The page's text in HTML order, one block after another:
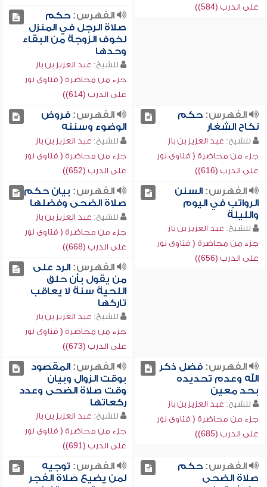
على الدرب (584))
الفهرس:حكم
صلاة الرجل في المنزل
لخوف الزوجة من البقاء
وحدها
للشيخ: عبد العزيز بن باز
جزء من محاضرة ( فتاوى نور
على الدرب (614))
الفهرس:حكم
نكاح الشغار
للشيخ: عبد العزيز بن باز
جزء من محاضرة ( فتاوى نور
على الدرب (616))
الفهرس:فروض
الوضوء وسننه
للشيخ: عبد العزيز بن باز
جزء من محاضرة ( فتاوى نور
على الدرب (652))
الفهرس:السنن
الرواتب في اليوم
والليلة
للشيخ: عبد العزيز بن باز
جزء من محاضرة ( فتاوى نور
على الدرب (656))
الفهرس: بيان حكم
صلاة الضحى وفضلها
للشيخ: عبد العزيز بن باز
جزء من محاضرة ( فتاوى نور
على الدرب (668))
الفهرس:الرد على
من يقول بأن حلق
اللحية سنة لا يعاقب
تاركها
للشيخ: عبد العزيز بن باز
جزء من محاضرة ( فتاوى نور
على الدرب (673))
الفهرس:فضل ذكر
الله وعدم تحديده
بحد معين
للشيخ: عبد العزيز بن باز
جزء من محاضرة ( فتاوى نور
على الدرب (685))
الفهرس:المقصود
بوقت الزوال وبيان
وقت صلاة الضحى وعدد
ركعاتها
للشيخ: عبد العزيز بن باز
جزء من محاضرة ( فتاوى نور
على الدرب (691))
الفهرس:حكم
صلاة الضحى
الفهرس: توجيه
لمن يضيع صلاة الفجر